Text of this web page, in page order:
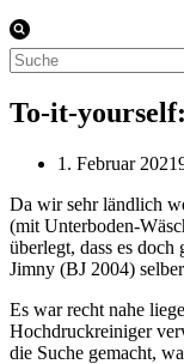
Suchen
nach …
To-it-
1. Februar 2021
Da wir sehr ländlich
(mit Unterboden-
überlegt, dass es
Jimny (BJ 2004)
Es war recht nahe
Hochdruckreiniger
die Suche gemacht,